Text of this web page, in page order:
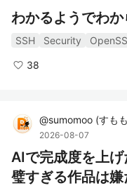
わかるようでわ
SSH Security
38
@sumomoo (すもも
2026-08-07
AIで完成度を上
璧すぎる作品は嫌